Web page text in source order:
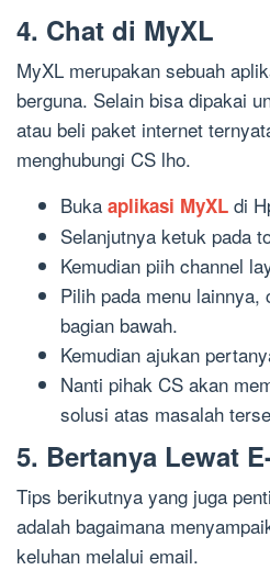
4. Chat di MyXL
MyXL merupakan sebuah
berguna. Selain bisa dipakai
atau beli paket internet
menghubungi CS lho.
Buka aplikasi MyXL di
Selanjutnya ketuk pada
Kemudian piih channel
Pilih pada menu lainnya,
bagian bawah.
Kemudian ajukan
Nanti pihak CS akan
solusi atas masalah
5. Bertanya Lewat
Tips berikutnya yang juga
adalah bagaimana
keluhan melalui email.